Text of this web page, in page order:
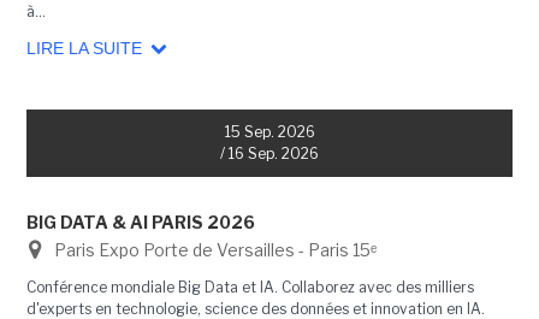
à...
LIRE LA SUITE
15 Sep. 2026
/ 16 Sep. 2026
BIG DATA & AI PARIS 2026
Paris Expo Porte de Versailles - Paris 15ᵉ
Conférence mondiale Big Data et IA. Collaborez avec des milliers
d'experts en technologie, science des données et innovation en IA.